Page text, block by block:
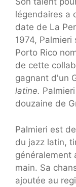
légendaires a
date de La
1974,
Porto Rico
de cette
gagnant d'un
latine.
douzaine de
Palmieri est
du jazz latin,
généralement
main. Sa
ajoutée au